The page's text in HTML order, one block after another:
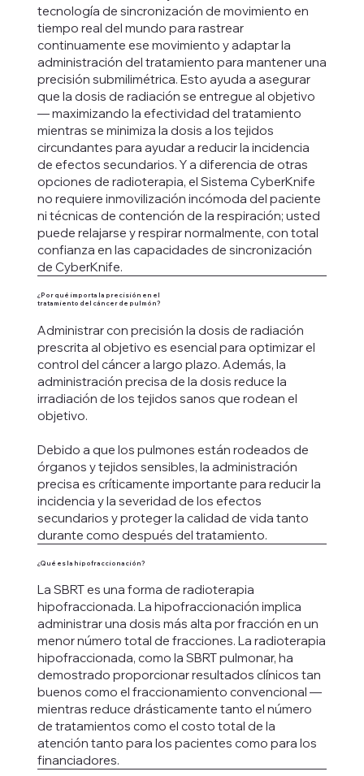
tecnología de sincronización de movimiento en
tiempo real del mundo para rastrear
continuamente ese movimiento y adaptar la
administración del tratamiento para mantener una
precisión submilimétrica. Esto ayuda a asegurar
que la dosis de radiación se entregue al objetivo
— maximizando la efectividad del tratamiento
mientras se minimiza la dosis a los tejidos
circundantes para ayudar a reducir la incidencia
de efectos secundarios. Y a diferencia de otras
opciones de radioterapia, el Sistema CyberKnife
no requiere inmovilización incómoda del paciente
ni técnicas de contención de la respiración; usted
puede relajarse y respirar normalmente, con total
confianza en las capacidades de sincronización
de CyberKnife.
¿Por qué importa la precisión en el
tratamiento del cáncer de pulmón?
Administrar con precisión la dosis de radiación
prescrita al objetivo es esencial para optimizar el
control del cáncer a largo plazo. Además, la
administración precisa de la dosis reduce la
irradiación de los tejidos sanos que rodean el
objetivo.
Debido a que los pulmones están rodeados de
órganos y tejidos sensibles, la administración
precisa es críticamente importante para reducir la
incidencia y la severidad de los efectos
secundarios y proteger la calidad de vida tanto
durante como después del tratamiento.
¿Qué es la hipofraccionación?
La SBRT es una forma de radioterapia
hipofraccionada. La hipofraccionación implica
administrar una dosis más alta por fracción en un
menor número total de fracciones. La radioterapia
hipofraccionada, como la SBRT pulmonar, ha
demostrado proporcionar resultados clínicos tan
buenos como el fraccionamiento convencional —
mientras reduce drásticamente tanto el número
de tratamientos como el costo total de la
atención tanto para los pacientes como para los
financiadores.